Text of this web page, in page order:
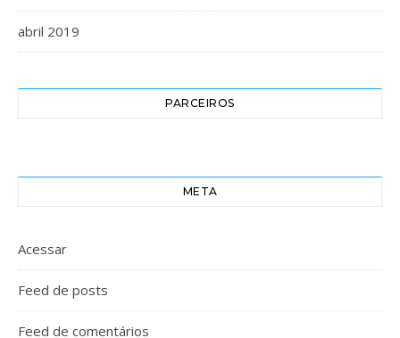
abril 2019
PARCEIROS
META
Acessar
Feed de posts
Feed de comentários